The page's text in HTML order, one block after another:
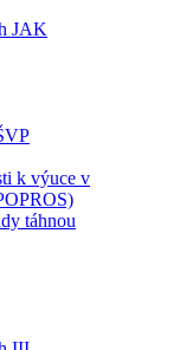
JAK
k výuce v
táhnou